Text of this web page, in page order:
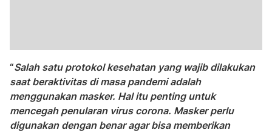
“Salah satu protokol kesehatan yang wajib dilakukan
saat beraktivitas di masa pandemi adalah
menggunakan masker. Hal itu penting untuk
mencegah penularan virus corona. Masker perlu
digunakan dengan benar agar bisa memberikan